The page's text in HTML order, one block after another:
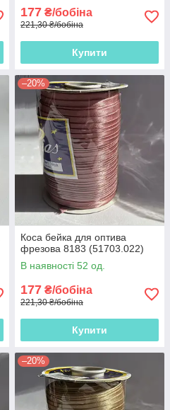
177 ₴/бобіна
221,30 ₴/бобіна
Купити
–20%
Коса бейка для оптива
фрезова 8183 (51703.022)
В наявності 52 од.
177 ₴/бобіна
221,30 ₴/бобіна
Купити
–20%